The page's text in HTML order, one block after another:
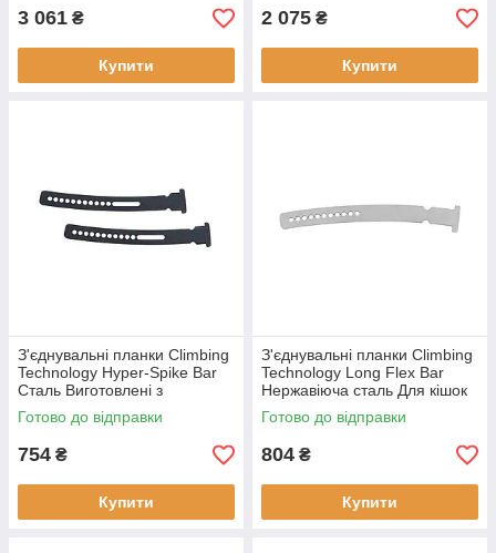
3 061 ₴
Купити
2 075 ₴
Купити
З'єднувальні планки Climbing
Technology Hyper-Spike Bar
Сталь Виготовлені з
фарбованої загартованої
сталі (103315ALP) Новий
Чорни
Готово до відправки
754 ₴
Купити
З'єднувальні планки Climbing
Technology Long Flex Bar
Нержавіюча сталь Для кішок
до EU 50 / US 14
(103317ALP) Чорний
Готово до відправки
804 ₴
Купити